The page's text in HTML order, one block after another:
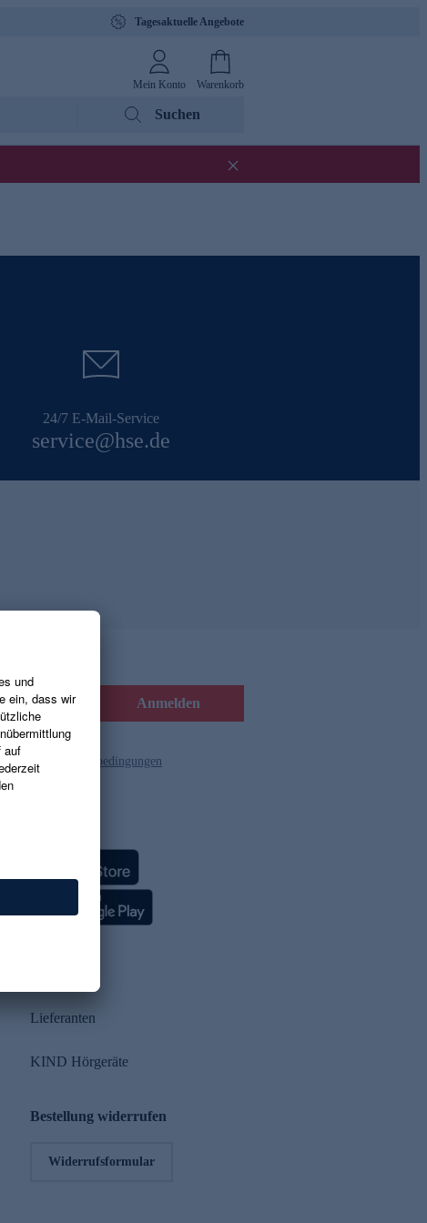
Tagesaktuelle Angebote
Mein Konto Warenkorb
Suchen
24/7 E-Mail-Service
service@hse.de
Anmelden
und die Gutscheinbedingungen
Lieferanten
KIND Hörgeräte
Bestellung widerrufen
Widerrufsformular